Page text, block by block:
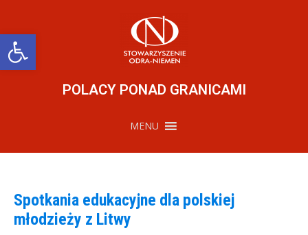
Otwórz pasek narzędzi
POLACY PONAD GRANICAMI
MENU
Spotkania edukacyjne dla polskiej
młodzieży z Litwy